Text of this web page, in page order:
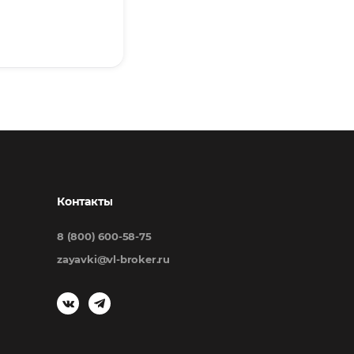
Контакты
8 (800) 600-58-75
zayavki@vl-broker.ru